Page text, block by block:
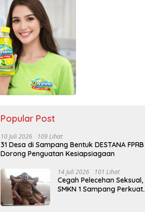
Popular Post
10 Juli 2026 109 Lihat
31 Desa di Sampang Bentuk DESTANA FPRB
Dorong Penguatan Kesiapsiagaan
14 Juli 2026 101 Lihat
Cegah Pelecehan Seksual,
SMKN 1 Sampang Perkuat